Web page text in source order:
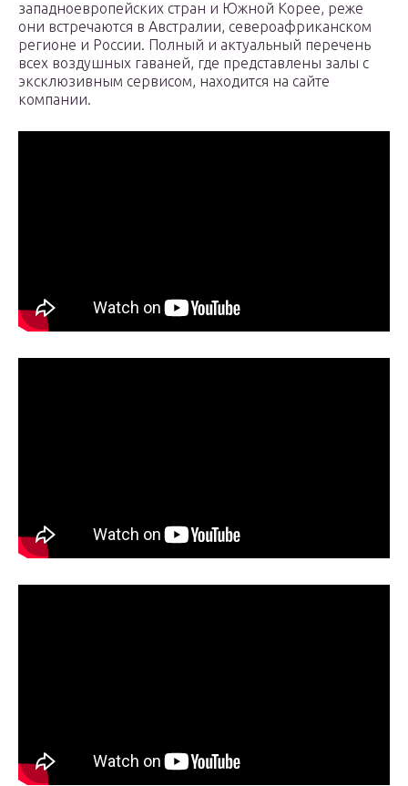
западноевропейских стран и Южной Корее, реже
они встречаются в Австралии, североафриканском
регионе и России. Полный и актуальный перечень
всех воздушных гаваней, где представлены залы с
эксклюзивным сервисом, находится на сайте
компании.